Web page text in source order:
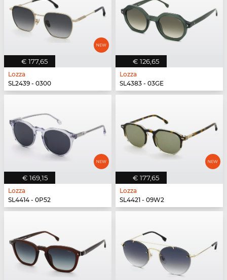
€ 177,65
Lozza
SL2439 - 0300
€ 126,65
Lozza
SL4383 - 03GE
€ 169,15
Lozza
SL4414 - 0P52
€ 177,65
Lozza
SL4421 - 09W2